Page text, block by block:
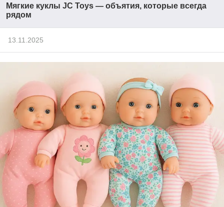
Мягкие куклы JC Toys — объятия, которые всегда
рядом
13.11.2025